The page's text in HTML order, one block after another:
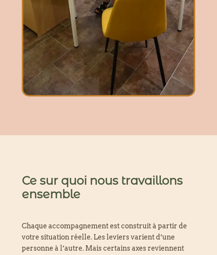
Ce sur quoi nous travaillons
ensemble
Chaque accompagnement est construit à partir de
votre situation réelle. Les leviers varient d’une
personne à l’autre. Mais certains axes reviennent